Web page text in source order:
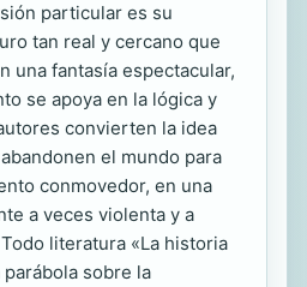
particular es su
tan real y cercano que
una fantasía espectacular,
se apoya en la lógica y
convierten la idea
el mundo para
conmovedor, en una
a veces violenta y a
literatura «La historia
sobre la